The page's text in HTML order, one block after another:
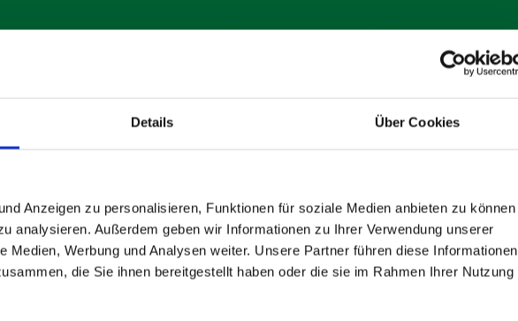
Details Über Cookies
Anzeigen zu personalisieren, Funktionen für soziale Medien anbieten zu können
analysieren. Außerdem geben wir Informationen zu Ihrer Verwendung unserer
Medien, Werbung und Analysen weiter. Unsere Partner führen diese Informationen
die Sie ihnen bereitgestellt haben oder die sie im Rahmen Ihrer Nutzung